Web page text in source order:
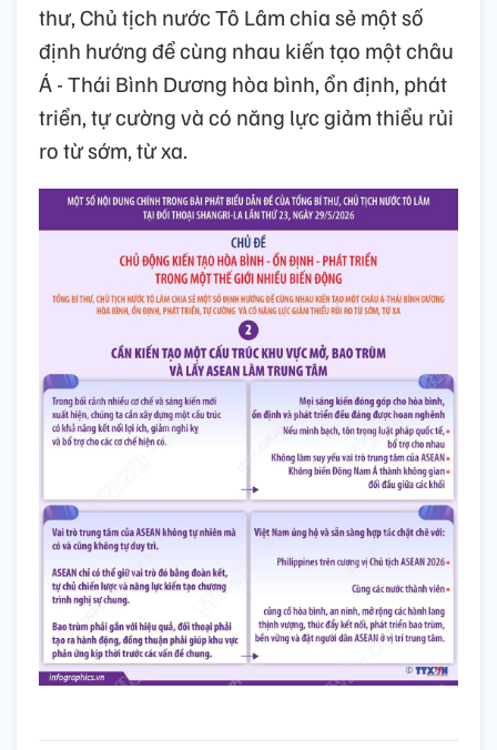
thư, Chủ tịch nước Tô Lâm chia sẻ một số
định hướng để cùng nhau kiến tạo một châu
Á - Thái Bình Dương hòa bình, ổn định, phát
triển, tự cường và có năng lực giảm thiểu rủi
ro từ sớm, từ xa.